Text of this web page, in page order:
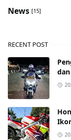
News [15]
RECENT POST